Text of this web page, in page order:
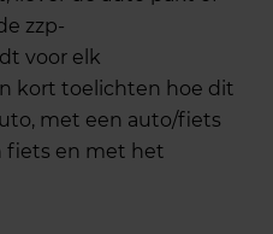
zzp-
voor elk
kort toelichten hoe dit
met een auto/fiets
fiets en met het